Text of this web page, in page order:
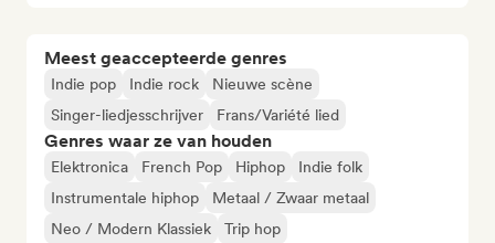
Meest geaccepteerde genres
Indie pop Indie rock
Nieuwe scène
Singer-liedjesschrijver
Frans/Variété lied
Genres waar ze van houden
Elektronica French Pop Hiphop
Indie folk
Instrumentale hiphop
Metaal / Zwaar metaal
Neo / Modern Klassiek
Trip hop